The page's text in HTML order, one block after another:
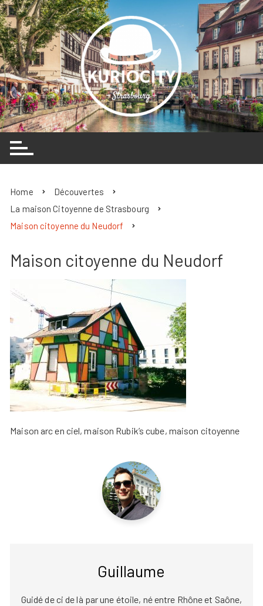
Skip
to
content
Home
Découvertes
La maison Citoyenne de Strasbourg
Maison citoyenne du Neudorf
Maison citoyenne du Neudorf
Maison arc en ciel, maison Rubik’s cube, maison citoyenne
Guillaume
Guidé de ci de là par une étoile, né entre Rhône et Saône,